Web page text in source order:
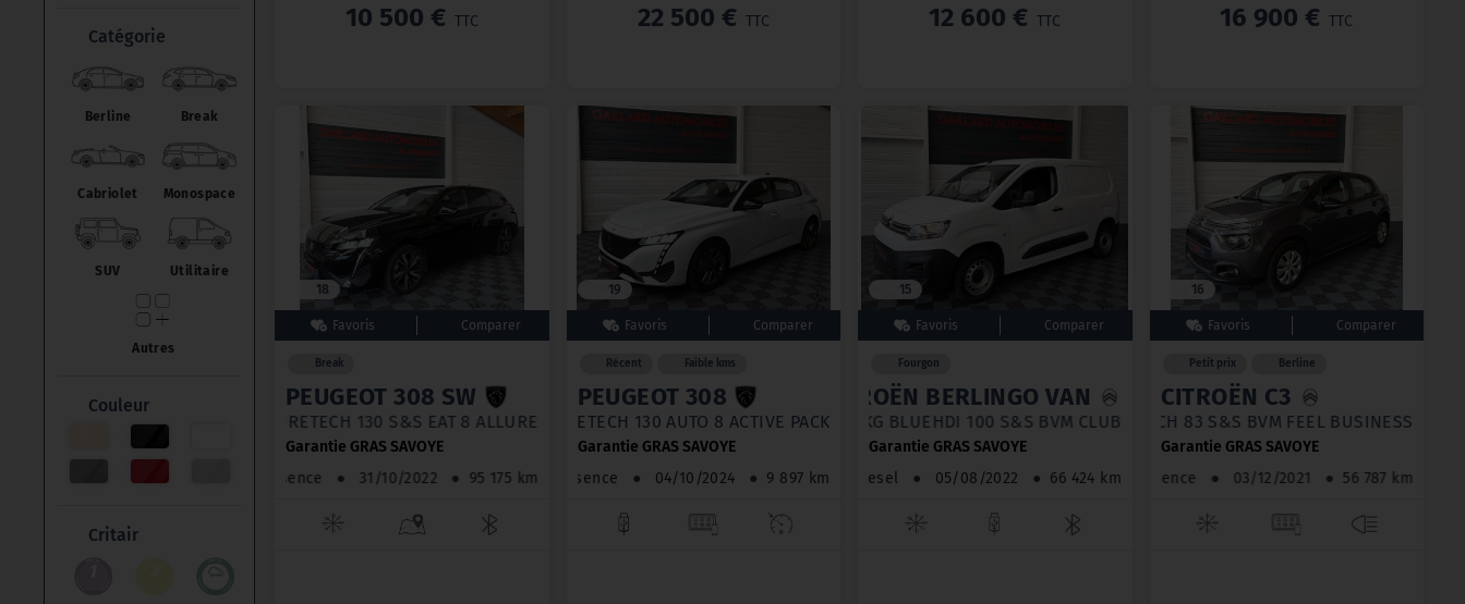
Catégorie
Berline Break
Cabriolet Monospace
SUV Utilitaire
Autres
Couleur
Critair
10 500 € TTC 22 500 € TTC 12 600 € TTC 16 900 € TTC
18
Break
PEUGEOT 308 SW
PURETECH 130 S&S EAT 8 ALLURE
Garantie GRAS SAVOYE
Essence
● 31/10/2022 ● 95 175 km
19
Récent Faible kms
PEUGEOT 308
1.2 PURETECH 130 AUTO 8 ACTIVE PACK
Garantie GRAS SAVOYE
Essence
● 04/10/2024 ● 9 897 km
15
Fourgon
CITROËN BERLINGO VAN
TAILLE M 650KG BLUEHDI 100 S&S BVM CLUB
Garantie GRAS SAVOYE
Diesel
05/08/2022 ● 66 424 km
16
Petit prix Berline
CITROËN C3
PURETECH 83 S&S BVM FEEL
Garantie GRAS SAVOYE
Essence
● 03/12/2021 ● 56 787 km